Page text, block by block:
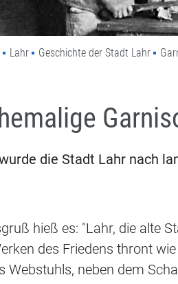
Lahr Geschichte der Stadt Lahr
die Stadt Lahr nach
hieß es: "Lahr, die alte
des Friedens thront
Webstuhls, neben dem